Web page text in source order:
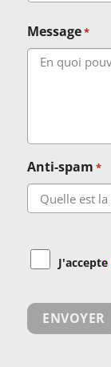
Message*
Anti-spam *
Consent
* J'accepte
ENVOYER